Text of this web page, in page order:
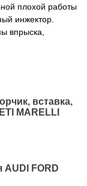
плохой работы
инжектор.
впрыска,
вставка,
MARELLI
AUDI FORD